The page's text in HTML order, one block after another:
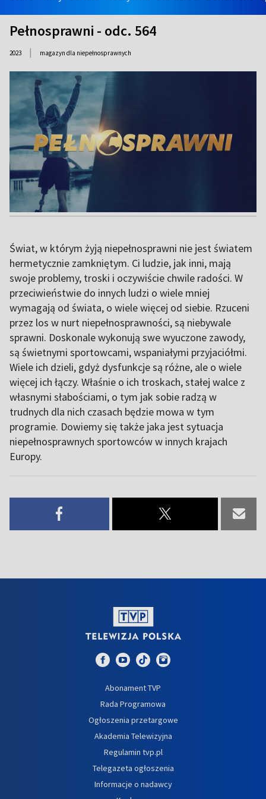
Pełnosprawni - odc. 564
2023 | magazyn dla niepełnosprawnych
Świat, w którym żyją niepełnosprawni nie jest światem
hermetycznie zamkniętym. Ci ludzie, jak inni, mają
swoje problemy, troski i oczywiście chwile radości. W
przeciwieństwie do innych ludzi o wiele mniej
wymagają od świata, o wiele więcej od siebie. Rzuceni
przez los w nurt niepełnosprawności, są niebywale
sprawni. Doskonale wykonują swe wyuczone zawody,
są świetnymi sportowcami, wspaniałymi przyjaciółmi.
Wiele ich dzieli, gdyż dysfunkcje są różne, ale o wiele
więcej ich łączy. Właśnie o ich troskach, stałej walce z
własnymi słabościami, o tym jak sobie radzą w
trudnych dla nich czasach będzie mowa w tym
programie. Dowiemy się także jaka jest sytuacja
niepełnosprawnych sportowców w innych krajach
Europy.
Abonament TVP
Rada Programowa
Ogłoszenia przetargowe
Akademia Telewizyjna
Regulamin tvp.pl
Telegazeta ogłoszenia
Informacje o nadawcy